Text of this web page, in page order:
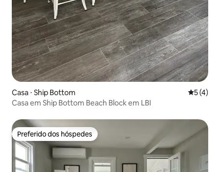
Casa ⋅ Ship Bottom 5 de
5 (4)
Casa em Ship Bottom Beach Block em LBI
Preferido dos hóspedes
Preferido dos hóspedes